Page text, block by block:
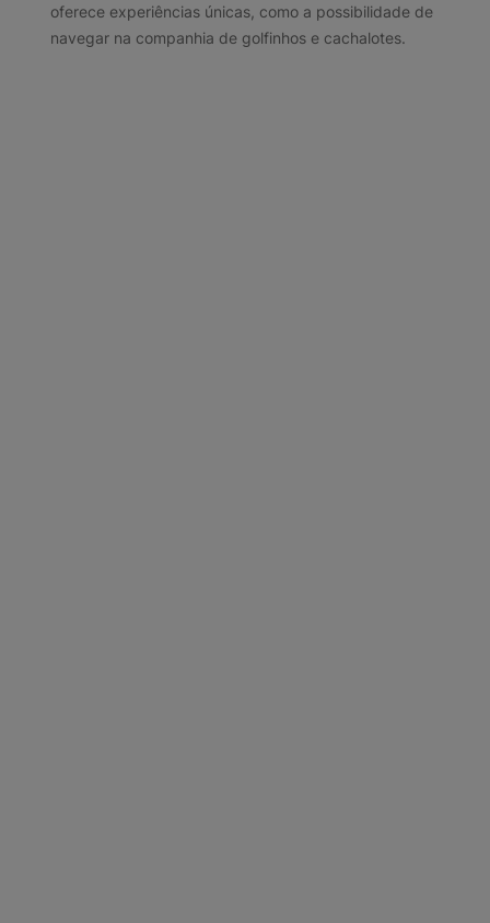
oferece experiências únicas, como a possibilidade de
navegar na companhia de golfinhos e cachalotes.